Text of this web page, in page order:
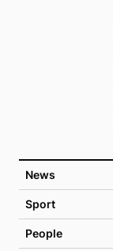
News
Sport
People